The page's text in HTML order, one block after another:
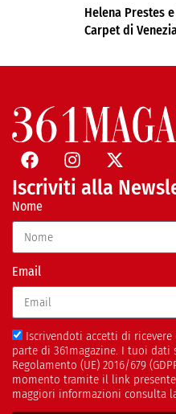
Helena Prestes
Carpet di
Iscriviti alla
Nome
Email
Iscrivendoti accetti di
parte di 361magazine. I tuoi
Regolamento (UE) 2016/679
momento tramite il link
maggiori informazioni consulta